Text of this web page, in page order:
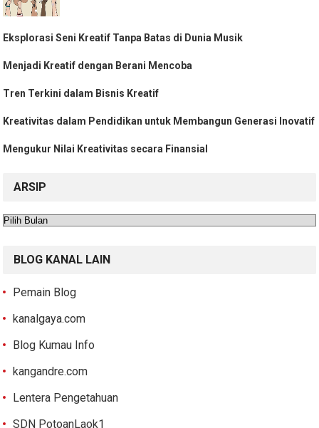
Eksplorasi Seni Kreatif Tanpa Batas di Dunia Musik
Menjadi Kreatif dengan Berani Mencoba
Tren Terkini dalam Bisnis Kreatif
Kreativitas dalam Pendidikan untuk Membangun Generasi Inovatif
Mengukur Nilai Kreativitas secara Finansial
ARSIP
Arsip
BLOG KANAL LAIN
Pemain Blog
kanalgaya.com
Blog Kumau Info
kangandre.com
Lentera Pengetahuan
SDN PotoanLaok1